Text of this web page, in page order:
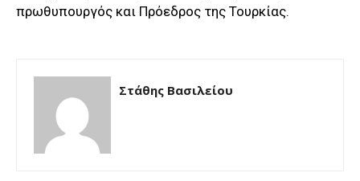
πρωθυπουργός και Πρόεδρος της Τουρκίας.
Στάθης Βασιλείου